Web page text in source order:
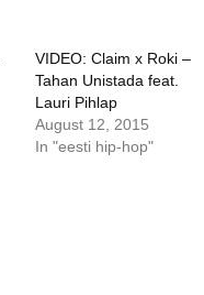
VIDEO: Claim x Roki –
Tahan Unistada feat.
Lauri Pihlap
August 12, 2015
In "eesti hip-hop"